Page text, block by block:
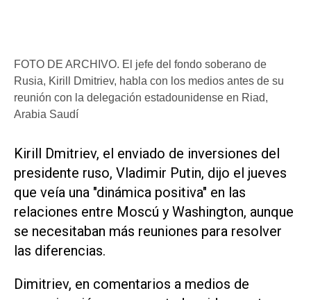
FOTO DE ARCHIVO. El jefe del fondo soberano de
Rusia, Kirill Dmitriev, habla con los medios antes de su
reunión con la delegación estadounidense en Riad,
Arabia Saudí
Kirill Dmitriev, el enviado de inversiones del
presidente ruso, Vladimir Putin, dijo el jueves
que veía una "dinámica positiva" en las
relaciones entre Moscú y Washington, aunque
se necesitaban más reuniones para resolver
las diferencias.
Dimitriev, en comentarios a medios de